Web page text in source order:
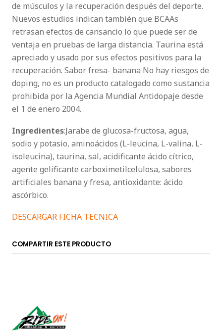
de músculos y la recuperación después del deporte.
Nuevos estudios indican también que BCAAs
retrasan efectos de cansancio lo que puede ser de
ventaja en pruebas de larga distancia. Taurina está
apreciado y usado por sus efectos positivos para la
recuperación. Sabor fresa- banana No hay riesgos de
doping, no es un producto catalogado como sustancia
prohibida por la Agencia Mundial Antidopaje desde
el 1 de enero 2004.
Ingredientes:Jarabe de glucosa-fructosa, agua,
sodio y potasio, aminoácidos (L-leucina, L-valina, L-
isoleucina), taurina, sal, acidificante ácido cítrico,
agente gelificante carboximetilcelulosa, sabores
artificiales banana y fresa, antioxidante: ácido
ascórbico.
DESCARGAR FICHA TECNICA
COMPARTIR ESTE PRODUCTO